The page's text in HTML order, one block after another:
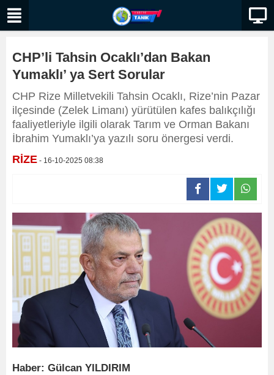
CHP’li Tahsin Ocaklı’dan Bakan
Yumaklı’ ya Sert Sorular
CHP Rize Milletvekili Tahsin Ocaklı, Rize’nin Pazar
ilçesinde (Zelek Limanı) yürütülen kafes balıkçılığı
faaliyetleriyle ilgili olarak Tarım ve Orman Bakanı
İbrahim Yumaklı’ya yazılı soru önergesi verdi.
RİZE - 16-10-2025 08:38
Haber: Gülcan YILDIRIM